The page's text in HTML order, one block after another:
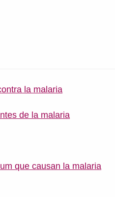
la malaria
de la malaria
que causan la malaria